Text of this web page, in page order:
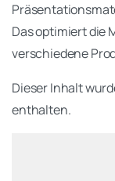
Das optimiert die
verschiedene
Dieser Inhalt
enthalten.